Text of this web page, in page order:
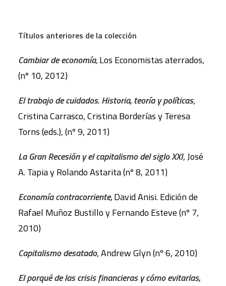
Títulos anteriores de la colección
Cambiar de economía,Los Economistas aterrados,
(nº 10, 2012)
El trabajo de cuidados. Historia, teoría y políticas,
Cristina Carrasco, Cristina Borderías y Teresa
Torns (eds.), (nº 9, 2011)
La Gran Recesión y el capitalismo del siglo XXI, José
A. Tapia y Rolando Astarita (nº 8, 2011)
Economía contracorriente,David Anisi. Edición de
Rafael Muñoz Bustillo y Fernando Esteve (nº 7,
2010)
Capitalismo desatado, Andrew Glyn (nº 6, 2010)
El porqué de las crisis financieras y cómo evitarlas,